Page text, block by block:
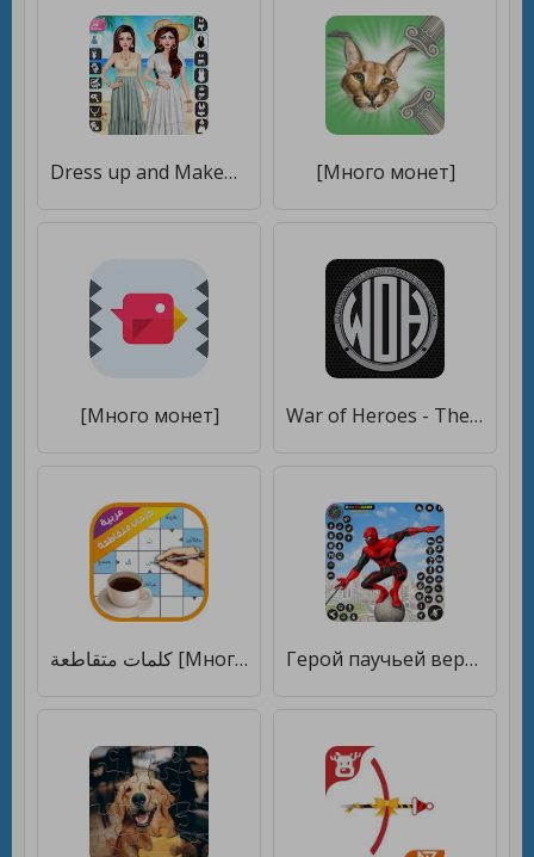
Dress up and Makeup: DIY Games [Много монет] [Много монет]
[Много монет] War of Heroes - The PDF Game [Много монет]
كلمات متقاطعة [Много монет] Герой паучьей веревки [Много монет]